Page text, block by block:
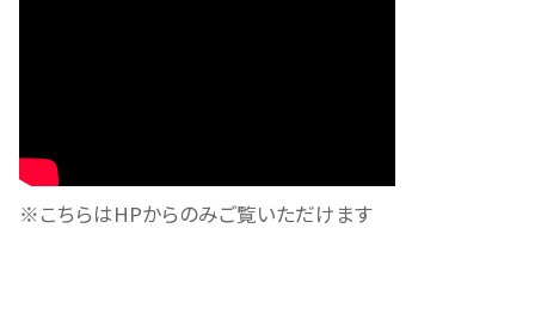
※こちらはHPからのみご覧いただけます